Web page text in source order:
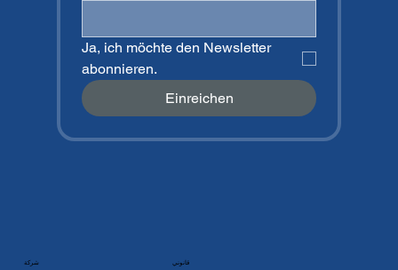
Ja, ich möchte den Newsletter
abonnieren.
Einreichen
شركة قانوني